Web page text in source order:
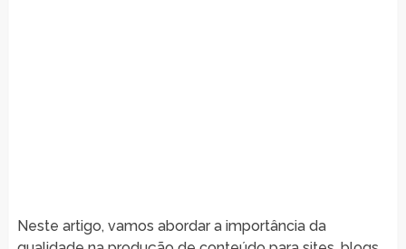
Neste artigo, vamos abordar a importância da